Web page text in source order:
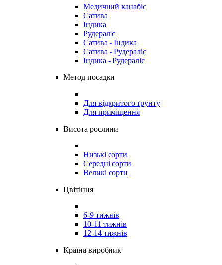
Медичний канабіс
Сатива
Індика
Рудераліс
Сатива - Індика
Сатива - Рудераліс
Індика - Рудераліс
Метод посадки
Для відкритого ґрунту
Для приміщення
Висота рослини
Низькі сорти
Середні сорти
Великі сорти
Цвітіння
6-9 тижнів
10-11 тижнів
12-14 тижнів
Країна виробник